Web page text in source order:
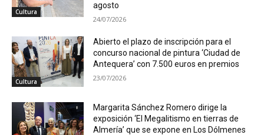
Cultura
agosto
24/07/2026
Cultura
Abierto el plazo de inscripción para el
concurso nacional de pintura ‘Ciudad de
Antequera’ con 7.500 euros en premios
23/07/2026
Margarita Sánchez Romero dirige la
exposición ‘El Megalitismo en tierras de
Almería’ que se expone en Los Dólmenes